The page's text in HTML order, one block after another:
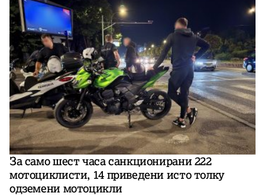
За само шест часа санкционирани 222
мотоциклисти, 14 приведени исто толку
одземени мотоцикли